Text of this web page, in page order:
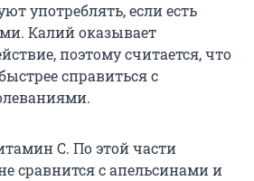
употреблять, если есть
Калий оказывает
поэтому считается, что
справиться с
С. По этой части
сравнится с апельсинами и